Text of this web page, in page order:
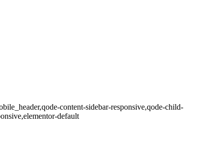
content-sidebar-responsive,qode-child-
default